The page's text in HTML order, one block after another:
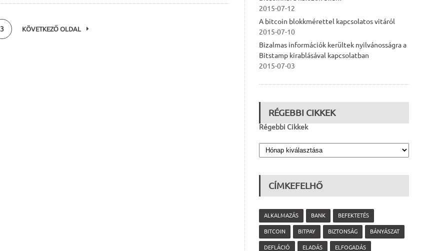
3 KÖVETKEZŐ OLDAL
2015-07-12
A bitcoin blokkmérettel kapcsolatos vitáról
2015-07-10
Bizalmas információk kerültek nyilvánosságra a
Bitstamp kirablásával kapcsolatban
2015-07-03
RÉGEBBI CIKKEK
Régebbi Cikkek
CÍMKEFELHŐ
ALKALMAZÁS BANK BEFEKTETÉS
BITCOIN BITPAY BIZTONSÁG BÁNYÁSZAT
DEFLÁCIÓ ELADÁS ELFOGADÁS